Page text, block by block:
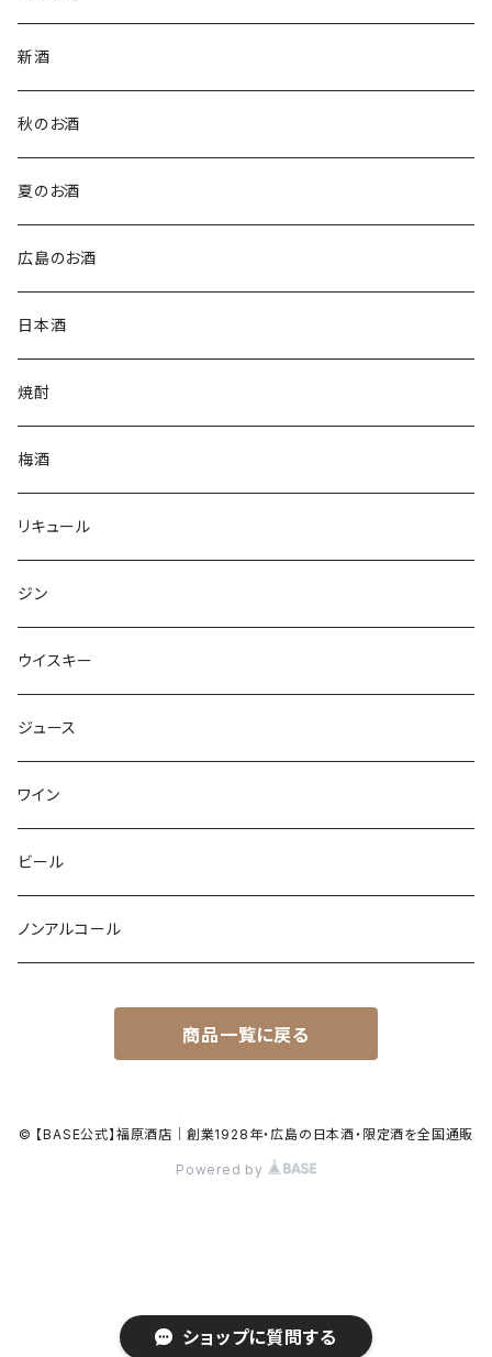
ショップに質問する
新酒
秋のお酒
夏のお酒
広島のお酒
日本酒
焼酎
梅酒
リキュール
ジン
ウイスキー
ジュース
ワイン
ビール
ノンアルコール
商品一覧に戻る
© 【BASE公式】福原酒店｜創業1928年・広島の日本酒・限定酒を全国通販
Powered by